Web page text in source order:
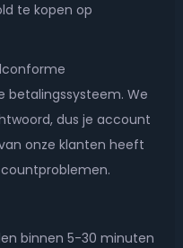
te kopen op
betalingssysteem. We
dus je account
onze klanten heeft
binnen 5-30 minuten